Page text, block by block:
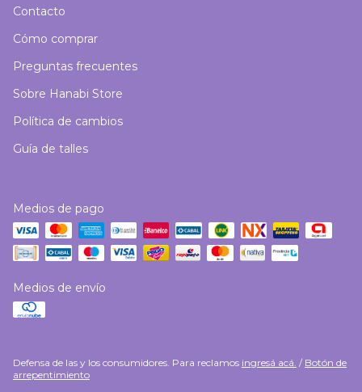
Contacto
Cómo comprar
Preguntas frecuentes
Sobre Hanabi Store
Política de cambios
Guía de talles
Medios de pago
Medios de envío
Defensa de las y los consumidores. Para reclamos ingresá acá. / Botón de
arrepentimiento